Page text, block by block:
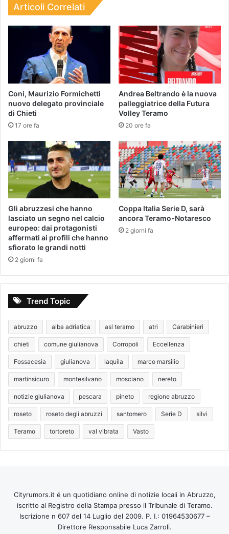
Articoli Correlati
Coni, Maurizio Formichetti
nuovo delegato provinciale
di Chieti
17 ore fa
Andrea Beltrando è la nuova
palleggiatrice della Futura
Volley Teramo
20 ore fa
Gli abruzzesi che hanno
lasciato un segno nel calcio
europeo: dai protagonisti
affermati ai profili che hanno
sfiorato le grandi notti
2 giorni fa
Coppa Italia Serie D, sarà
ancora Teramo-Notaresco
2 giorni fa
Trend Topic
abruzzo alba adriatica asl teramo atri Carabinieri
chieti comune giulianova Corropoli Eccellenza
Fossacesia giulianova laquila marco marsilio
martinsicuro montesilvano mosciano nereto
notizie giulianova pescara pineto regione abruzzo
roseto roseto degli abruzzi santomero Serie D silvi
Teramo tortoreto val vibrata Vasto
Cityrumors.it é un quotidiano online di notizie locali in Abruzzo,
iscritto al Registro della Stampa presso il Tribunale di Teramo.
Iscrizione n 607 del 14 Luglio del 2009. P. I.: 01964530677 –
Direttore Responsabile Luca Zarroli.